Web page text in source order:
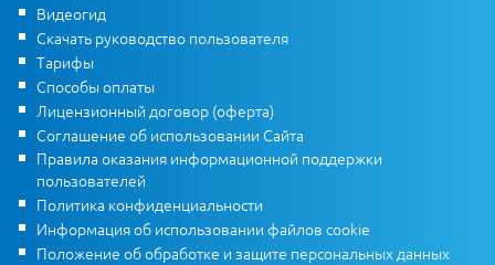
Видеогид
Скачать руководство пользователя
Тарифы
Способы оплаты
Лицензионный договор (оферта)
Соглашение об использовании Сайта
Правила оказания информационной поддержки
пользователей
Политика конфиденциальности
Информация об использовании файлов cookie
Положение об обработке и защите персональных данных